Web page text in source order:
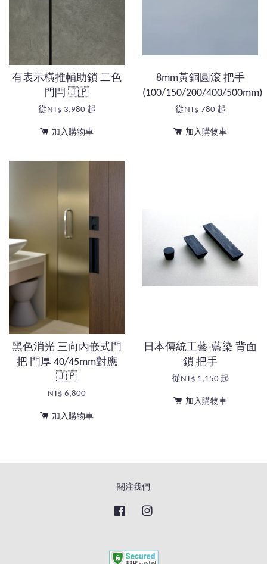
有表示橫推輔助鎖 二色
門閂 🇯🇵
從NT$ 3,980 起
加入購物車
8mm黃銅圓滾 把手
(100/150/200/400/500mm)
從NT$ 780 起
加入購物車
黑色消光 三向內嵌式門
把 門厚 40/45mm對應
🇯🇵
NT$ 6,800
加入購物車
日本傳統工藝-藍染 背面
鎖 把手
從NT$ 1,150 起
加入購物車
關注我們
Facebook